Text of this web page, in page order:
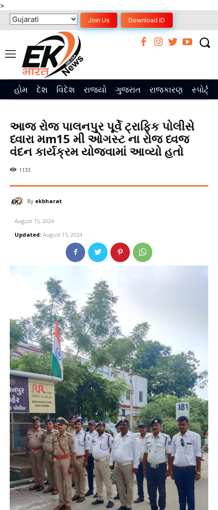
>
Join Us Download ID
હોમ દેશ વિદેશ રાજ્યો ગુજરાત રાજકારણ સ્પોર્ટ્સ
આજ રોજ પાલનપુર પૂર્વે ટ્રાફિક પોલીસે
ધ્વારા મm15 મી ઓગસ્ટ ના રોજ ધ્વજ
વંદન કાર્યક્રમ યોજવામાં આવ્યો હતો
1133
By ekbharat
August 15, 2024
Updated: August 15, 2024